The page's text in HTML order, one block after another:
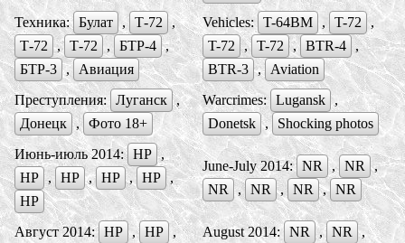
Техника: Булат , Т-72
,
Т-72 , Т-72 , БTР-4 ,
БTР-3 , Авиация
Vehicles: T-64BM , T-72 ,
T-72 , T-72 , BTR-4 ,
BTR-3 , Aviation
Преступления:
Луганск ,
Донецк , Фото 18+
Warcrimes: Lugansk ,
Donetsk , Shocking photos
Июнь-июль 2014: НР ,
НР , НР , НР , НР
,
НР
June-July 2014: NR , NR ,
NR , NR , NR , NR
Август 2014: НР , НР ,
August 2014: NR , NR ,